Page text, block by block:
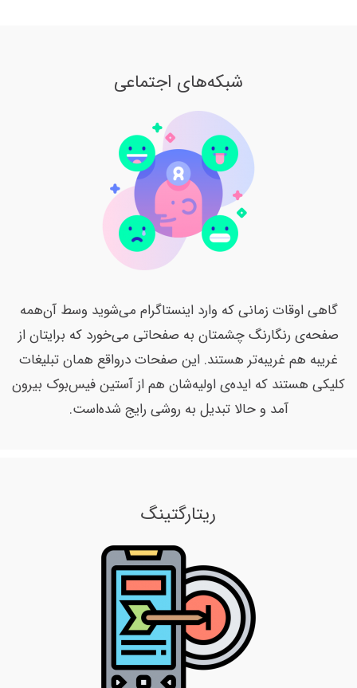
شبکه‌های اجتماعی
گاهی اوقات زمانی که وارد اینستاگرام می‌شوید وسط آن‌همه
صفحه‌ی رنگارنگ چشمتان به صفحاتی می‌خورد که برایتان از
غریبه هم غریبه‌تر هستند. این صفحات درواقع همان تبلیغات
کلیکی هستند که ایده‌ی اولیه‌شان هم از آستین فیس‌بوک بیرون
آمد و حالا تبدیل به روشی رایج شده‌است.
ریتارگتینگ